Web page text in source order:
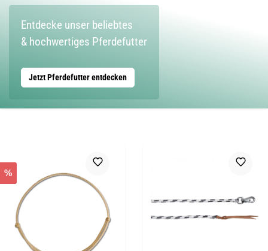
Entdecke unser beliebtes
& hochwertiges Pferdefutter
Jetzt Pferdefutter entdecken
%